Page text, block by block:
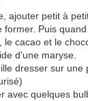
ajouter petit à
former. Puis
cacao et le
d'une maryse.
dresser sur une
avec quelques